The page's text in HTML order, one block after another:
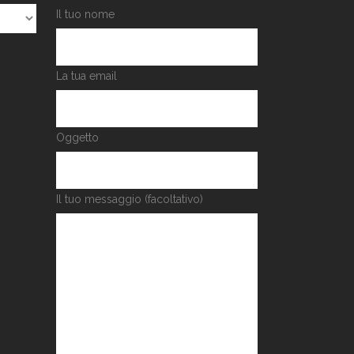
Il tuo nome
La tua email
Oggetto
Il tuo messaggio (facoltativo)